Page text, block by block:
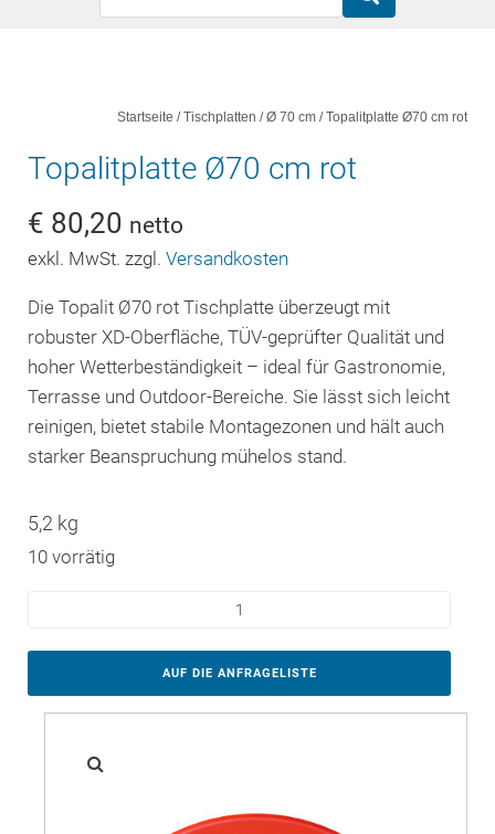
Startseite /Tischplatten /Ø 70 cm / Topalitplatte Ø70 cm rot
Topalitplatte Ø70 cm rot
€ 80,20 netto
exkl. MwSt. zzgl. Versandkosten
Die Topalit Ø70 rot Tischplatte überzeugt mit
robuster XD-Oberfläche, TÜV-geprüfter Qualität und
hoher Wetterbeständigkeit – ideal für Gastronomie,
Terrasse und Outdoor-Bereiche. Sie lässt sich leicht
reinigen, bietet stabile Montagezonen und hält auch
starker Beanspruchung mühelos stand.
5,2 kg
10 vorrätig
AUF DIE ANFRAGELISTE